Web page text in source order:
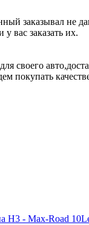
заказывал не
у вас заказать их.
своего
покупать
H3 - Max-Road